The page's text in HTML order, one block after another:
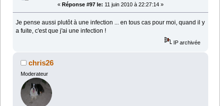
« Réponse #97 le: 11 juin 2010 à 22:27:14 »
Je pense aussi plutôt à une infection ... en tous cas pour moi, quand il y
a fuite, c'est que j'ai une infection !
IP archivée
chris26
Moderateur